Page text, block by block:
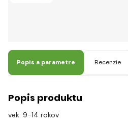
Popis a parametre Recenzie
Popis produktu
vek: 9-14 rokov